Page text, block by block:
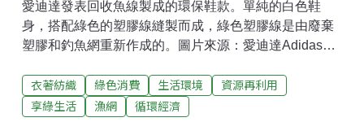
愛迪達發表回收魚線製成的環保鞋款。單純的白色鞋
身，搭配綠色的塑膠線縫製而成，綠色塑膠線是由廢棄
塑膠和釣魚網重新作成的。圖片來源：愛迪達Adidas愛
（還只是prototype）由英國設計師Alexander Taylor設計
的這雙鞋子，已經在Parley for the Oceans發表
衣著紡織 綠色消費 生活環境
資源再利用
享綠生活
漁網 循環經濟